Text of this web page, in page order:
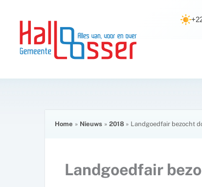
inhoud
inhoud
Home Nieuws 2018 Landgoedfair bezocht
Landgoedfair